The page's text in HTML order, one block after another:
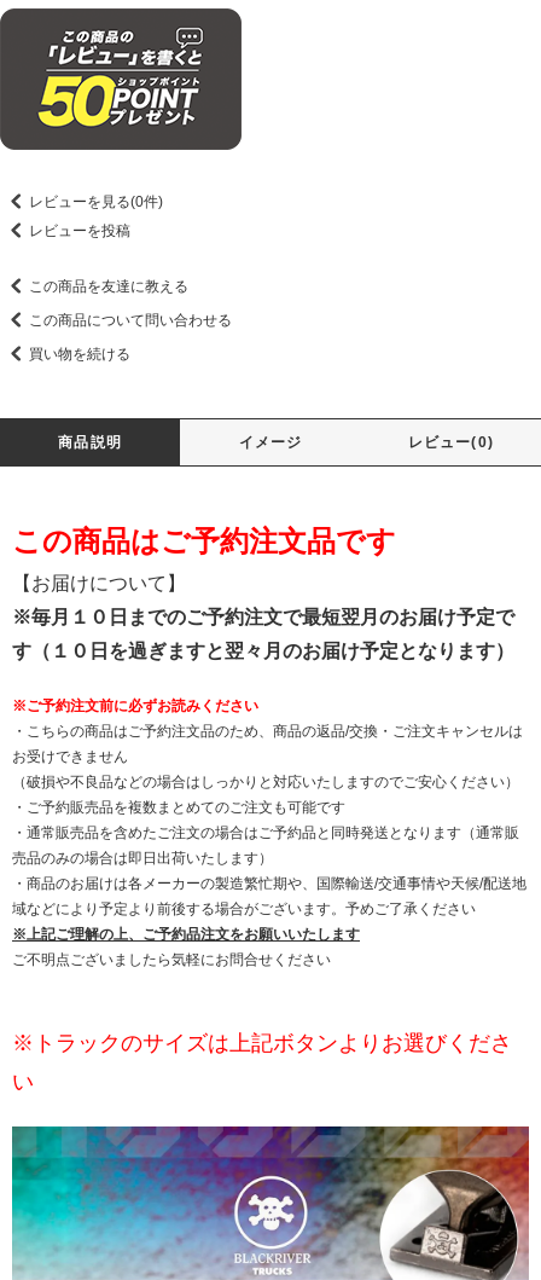
レビューを見る(0件)
レビューを投稿
この商品を友達に教える
この商品について問い合わせる
買い物を続ける
商品説明 イメージ レビュー(0)
この商品はご予約注文品です
【お届けについて】
※毎月１０日までのご予約注文で最短翌月のお届け予定で
す（１０日を過ぎますと翌々月のお届け予定となります）
※ご予約注文前に必ずお読みください
・こちらの商品はご予約注文品のため、商品の返品/交換・ご注文キャンセルは
お受けできません
（破損や不良品などの場合はしっかりと対応いたしますのでご安心ください）
・ご予約販売品を複数まとめてのご注文も可能です
・通常販売品を含めたご注文の場合はご予約品と同時発送となります（通常販
売品のみの場合は即日出荷いたします）
・商品のお届けは各メーカーの製造繁忙期や、国際輸送/交通事情や天候/配送地
域などにより予定より前後する場合がございます。予めご了承ください
※上記ご理解の上、ご予約品注文をお願いいたします
ご不明点ございましたら気軽にお問合せください
※トラックのサイズは上記ボタンよりお選びくださ
い